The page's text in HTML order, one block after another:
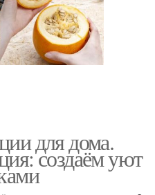
для дома.
создаём уют